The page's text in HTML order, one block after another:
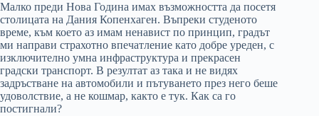
Малко преди Нова Година имах възможността да посетя
столицата на Дания Копенхаген. Въпреки студеното
време, към което аз имам ненавист по принцип, градът
ми направи страхотно впечатление като добре уреден, с
изключително умна инфраструктура и прекрасен
градски транспорт. В резултат аз така и не видях
задръстване на автомобили и пътуването през него беше
удоволствие, а не кошмар, както е тук. Как са го
постигнали?